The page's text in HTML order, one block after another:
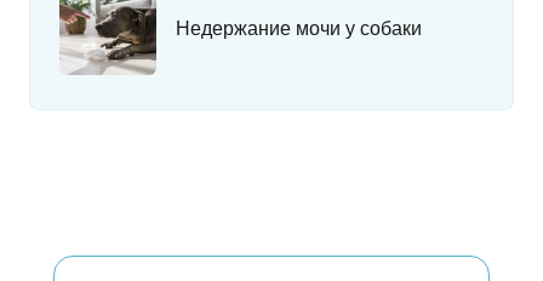
Недержание мочи у собаки